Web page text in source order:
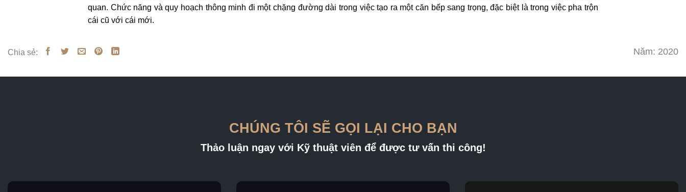
quan. Chức năng và quy hoạch thông minh đi một chặng đường dài trong việc tạo ra một căn bếp sang trọng, đặc biệt là trong việc pha trộn
cái cũ với cái mới.
Chia sẻ: Năm: 2020
CHÚNG TÔI SẼ GỌI LẠI CHO BẠN
Thảo luận ngay với Kỹ thuật viên để được tư vấn thi công!